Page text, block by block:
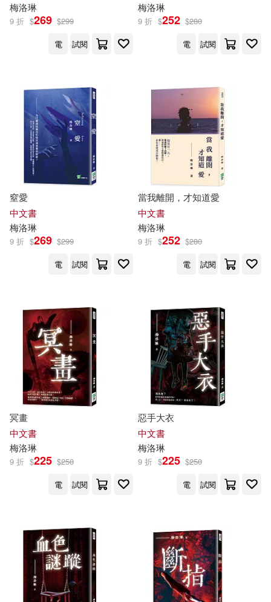
梅洛琳
9 折 $269 $299
電
試閱
梅洛琳
9 折 $252 $280
電
試閱
窒愛
中文書
梅洛琳
9 折 $269 $299
電
試閱
當我離開，才知道愛
中文書
梅洛琳
9 折 $252 $280
電
試閱
冥畫
中文書
梅洛琳
9 折 $225 $250
電
試閱
惡手大衣
中文書
梅洛琳
9 折 $225 $250
電
試閱